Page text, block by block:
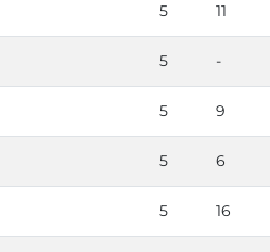
5 11
5 -
5 9
5 6
5 16